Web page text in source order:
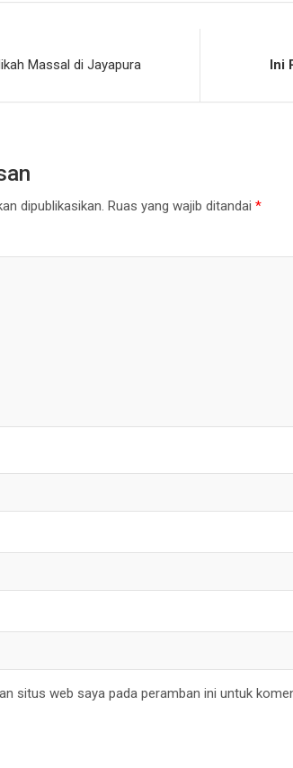
Massal di Jayapura Ini
dipublikasikan. Ruas yang wajib ditandai *
situs web saya pada peramban ini untuk